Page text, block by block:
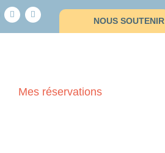
NOUS SOUTENIR
Mes réservations